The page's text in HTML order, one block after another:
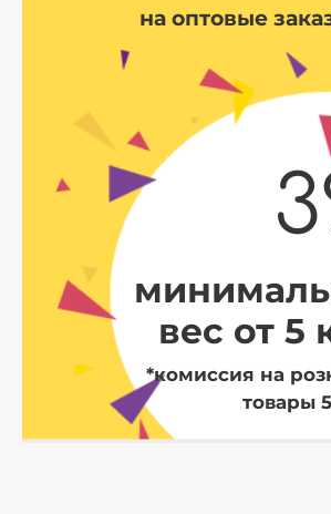
на оптовые
вес от 5
*комиссия на
товары